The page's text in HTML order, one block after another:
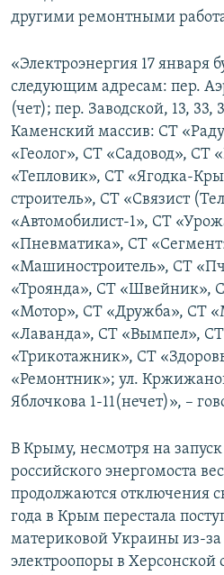
другими ремонтными
«Электроэнергия 17 января
следующим адресам: пер.
(чет); пер. Заводской, 13, 33,
Каменский массив: СТ
«Геолог», СТ «Садовод», СТ
«Тепловик», СТ «Ягодка-
строитель», СТ «Связист
«Автомобилист-1», СТ
«Пневматика», СТ
«Машиностроитель», СТ
«Троянда», СТ «Швейник»,
«Мотор», СТ «Дружба», СТ
«Лаванда», СТ «Вымпел»,
«Трикотажник», СТ
«Ремонтник»; ул.
Яблочкова 1-11(нечет)», –
В Крыму, несмотря на
российского энергомоста
продолжаются отключения
года в Крым перестала
материковой Украины из-
электроопоры в